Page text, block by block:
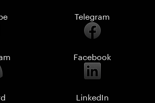
Telegram
Facebook
LinkedIn